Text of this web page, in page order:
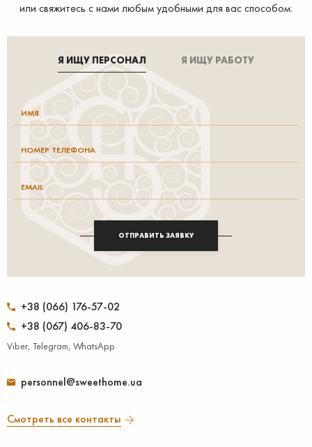
+38 (066) 176-57-02
+38 (067) 406-83-70
Viber, Telegram, WhatsApp
personnel@sweethome.ua
Смотреть все контакты
или свяжитесь с нами любым удобными для вас способом:
Я ИЩУ ПЕРСОНАЛ Я ИЩУ РАБОТУ
ОТПРАВИТЬ ЗАЯВКУ